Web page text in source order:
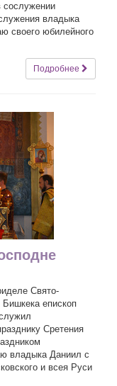
сослужении
владыка
своего юбилейного
Подробнее
Свято-
Бишкека епископ
Сретения
владыка Даниил с
и всея Руси